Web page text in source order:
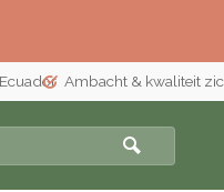
Ambacht & kwaliteit